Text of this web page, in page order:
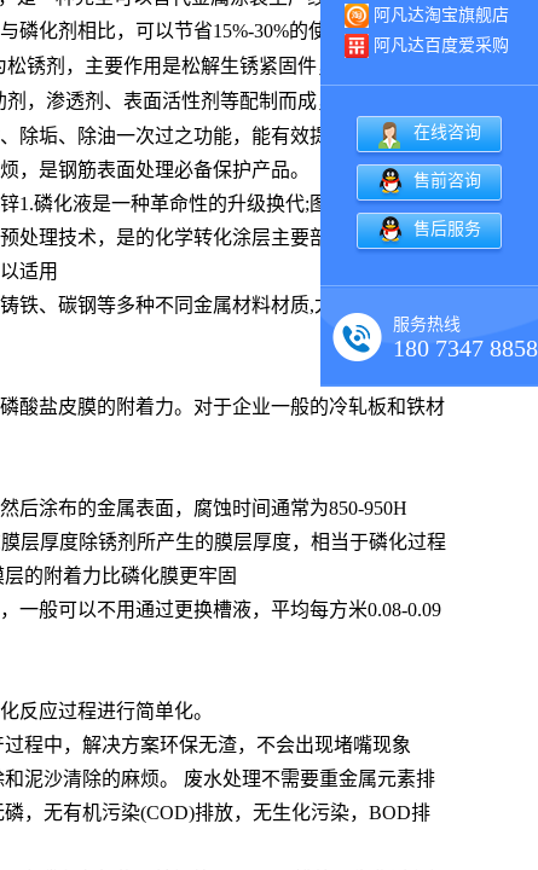
化剂相比，可以节省15%-30%的使用成本。
中性除
松锈剂，主要作用是松解生锈紧固件，润滑不能拆卸
，渗透剂、表面活性剂等配制而成，对钢、铁等产
除垢、除油一次过之功能，能有效提高清洗速度，
，是钢筋表面处理必备保护产品。
1.磷化液是一种革命性的升级换代;图2是纳米涂层前
处理技术，是的化学转化涂层主要部分常用。应用
适用
、碳钢等多种不同金属材料材质,尤其适合于粉末
酸盐皮膜的附着力。对于企业一般的冷轧板和铁材
后涂布的金属表面，腐蚀时间通常为850-950H
层厚度除锈剂所产生的膜层厚度，相当于磷化过程
的附着力比磷化膜更牢固
一般可以不用通过更换槽液，平均每方米0.08-0.09
反应过程进行简单化。
程中，解决方案环保无渣，不会出现堵嘴现象
泥沙清除的麻烦。 废水处理不需要重金属元素排
，无有机污染(COD)排放，无生化污染，BOD排
阿凡达淘宝旗舰店
阿凡达百度爱采购
在线咨询
售前咨询
售后服务
服务热线
180 7347 8858